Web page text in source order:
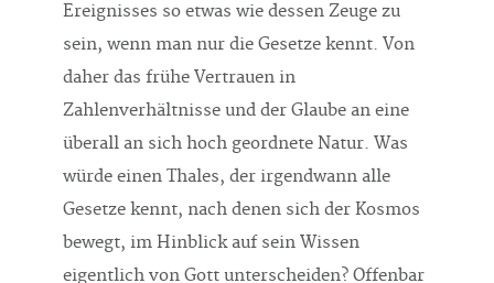
Ereignisses so etwas wie dessen Zeuge zu
sein, wenn man nur die Gesetze kennt. Von
daher das frühe Vertrauen in
Zahlenverhältnisse und der Glaube an eine
überall an sich hoch geordnete Natur. Was
würde einen Thales, der irgendwann alle
Gesetze kennt, nach denen sich der Kosmos
bewegt, im Hinblick auf sein Wissen
eigentlich von Gott unterscheiden? Offenbar